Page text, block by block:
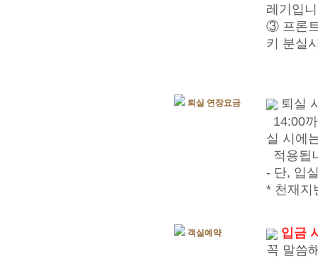
레기입
③ 프론
키 분실
퇴실 연장요금
퇴실
14:00
실 시에
적용됩
- 단, 입
* 천재지
객실예약
입금
꼭 말씀